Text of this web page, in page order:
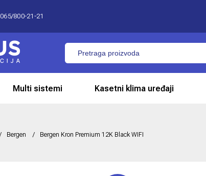
065/800-21-21
Multi sistemi Kasetni klima uređaji
Bergen Bergen Kron Premium 12K Black WIFI